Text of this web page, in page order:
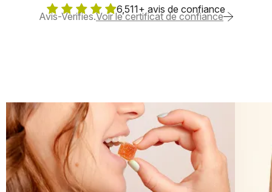
    6,511+ avis de confiance​
Avis-Verifies.Voir le certificat de confiance